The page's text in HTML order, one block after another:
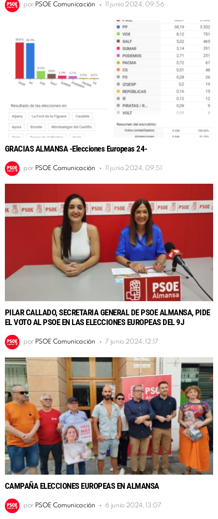
por PSOE Comunicación 11 junio 2024, 09:56
GRACIAS ALMANSA -Elecciones Europeas 24-
por PSOE Comunicación 11 junio 2024, 09:51
PILAR CALLADO, SECRETARIA GENERAL DE PSOE ALMANSA, PIDE
EL VOTO AL PSOE EN LAS ELECCIONES EUROPEAS DEL 9J
por PSOE Comunicación 7 junio 2024, 12:17
CAMPAÑA ELECCIONES EUROPEAS EN ALMANSA
por PSOE Comunicación 6 junio 2024, 13:07